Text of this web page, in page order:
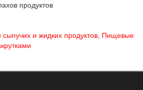
продуктов
и жидких продуктов Пищевые